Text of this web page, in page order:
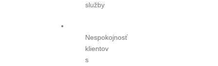
služby
Nespokojnosť
klientov
s